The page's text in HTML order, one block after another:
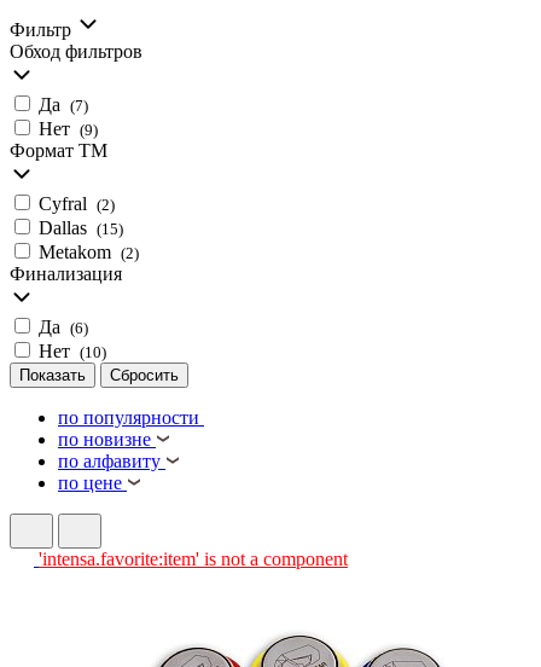
Фильтр
Обход фильтров
Да (7)
Нет (9)
Формат ТМ
Cyfral (2)
Dallas (15)
Metakom (2)
Финализация
Да (6)
Нет (10)
по популярности
по новизне
по алфавиту
по цене
'intensa.favorite:item' is not a component